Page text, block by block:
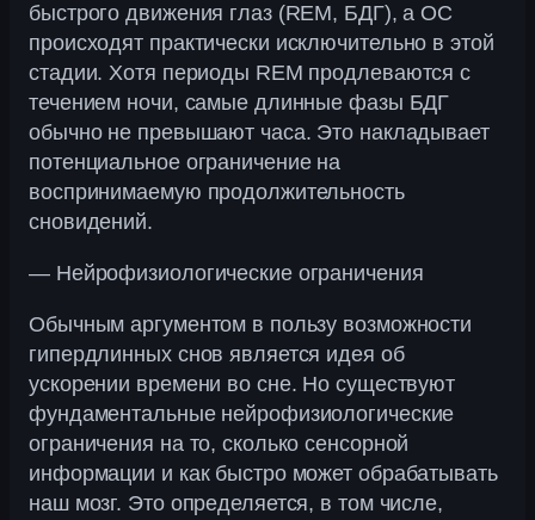
быстрого движения глаз (REM, БДГ), а ОС
происходят практически исключительно в этой
стадии. Хотя периоды REM продлеваются с
течением ночи, самые длинные фазы БДГ
обычно не превышают часа. Это накладывает
потенциальное ограничение на
воспринимаемую продолжительность
сновидений.
— Нейрофизиологические ограничения
Обычным аргументом в пользу возможности
гипердлинных снов является идея об
ускорении времени во сне. Но существуют
фундаментальные нейрофизиологические
ограничения на то, сколько сенсорной
информации и как быстро может обрабатывать
наш мозг. Это определяется, в том числе,